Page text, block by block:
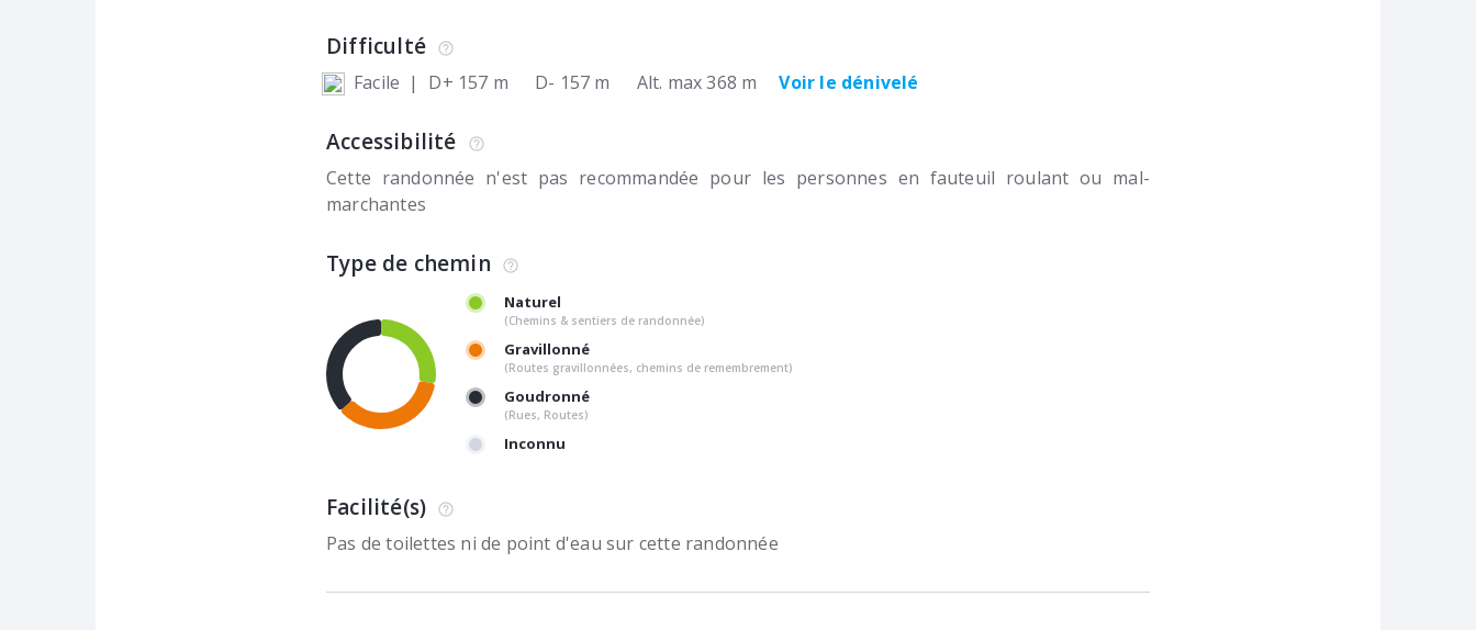
Difficulté
Facile | D+ 157 m D- 157 m Alt. max 368 m Voir le dénivelé
Accessibilité
Cette randonnée n'est pas recommandée pour les personnes en fauteuil roulant ou mal-
marchantes
Type de chemin
Naturel
(Chemins & sentiers de randonnée)
Gravillonné
(Routes gravillonnées, chemins de remembrement)
Goudronné
(Rues, Routes)
Inconnu
Facilité(s)
Pas de toilettes ni de point d'eau sur cette randonnée